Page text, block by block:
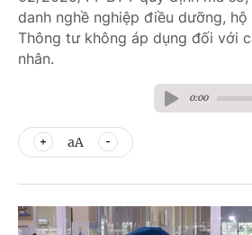
danh nghề nghiệp điều dưỡng, hộ
Thông tư không áp dụng đối với
nhân.
0:00
aA